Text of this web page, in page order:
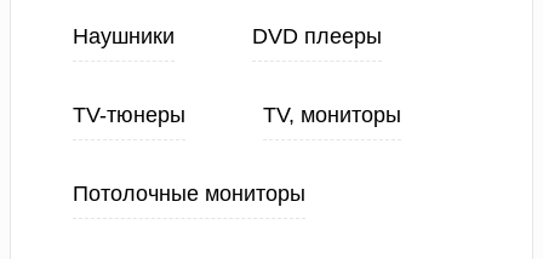
Наушники DVD плееры
TV-тюнеры TV, мониторы
Потолочные мониторы